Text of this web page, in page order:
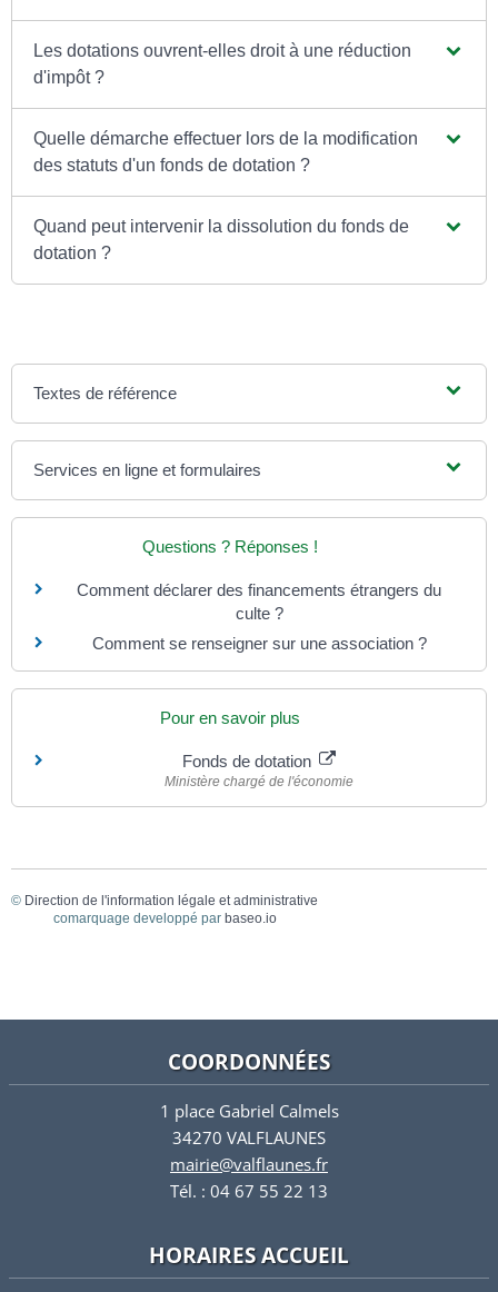
Les dotations ouvrent-elles droit à une réduction
d'impôt ?
Quelle démarche effectuer lors de la modification
des statuts d'un fonds de dotation ?
Quand peut intervenir la dissolution du fonds de
dotation ?
Textes de référence
Services en ligne et formulaires
Questions ? Réponses !
Comment déclarer des financements étrangers du
culte ?
Comment se renseigner sur une association ?
Pour en savoir plus
Fonds de dotation
Ministère chargé de l'économie
© Direction de l'information légale et administrative
comarquage developpé par baseo.io
COORDONNÉES
1 place Gabriel Calmels
34270 VALFLAUNES
mairie@valflaunes.fr
Tél. : 04 67 55 22 13
HORAIRES ACCUEIL